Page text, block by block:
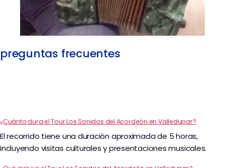
preguntas frecuentes
¿Cuánto dura el Tour Los Sonidos del Acordeón en Valledupar?
El recorrido tiene una duración aproximada de 5 horas,
incluyendo visitas culturales y presentaciones musicales.